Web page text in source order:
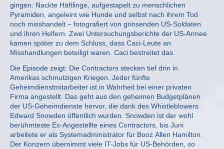
gingen: Nackte Häftlinge, aufgestapelt zu menschlichen
Pyramiden, angeleint wie Hunde und selbst nach ihrem Tod
noch misshandelt – fotografiert von grinsenden US-Soldaten
und ihren Helfern. Zwei Untersuchungsberichte der US-Armee
kamen später zu dem Schluss, dass Caci-Leute an
Misshandlungen beteiligt waren. Caci bestreitet das.
Die Episode zeigt: Die Contractors stecken tief drin in
Amerikas schmutzigen Kriegen. Jeder fünfte
Geheimdienstmitarbeiter ist in Wahrheit bei einer privaten
Firma angestellt. Das geht aus den geheimen Budgetplänen
der US-Geheimdienste hervor, die dank des Whistleblowers
Edward Snowden öffentlich wurden. Snowden ist der wohl
berühmteste Ex-Angestellte eines Contractors, bis Juni
arbeitete er als Systemadministrator für Booz Allen Hamilton.
Der Konzern übernimmt viele IT-Jobs für US-Behörden, so